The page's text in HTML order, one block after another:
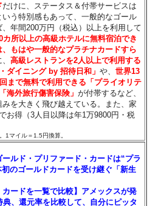
だけに、ステータス＆付帯サービスは
う特別感もあって、一般的なゴール
年間200万円（税込）以上を利用して
カ所以上の高級ホテルに無料宿泊でき
もはや一般的なプラチナカードすら
、高級レストランを2人以上で利用する
ダイニング by 招待日和」や、世界13
まで無料で利用できる「プライオリテ
海外旅行傷害保険」が付帯するなど、
を大きく飛び越えている。また、家
お得（3人目以降は年1万9800円・税
1マイル＝1.5円換算。
ルド・プリファード・カードは“プラ
のゴールドカードを受け継ぐ「新生
カードを一覧で比較】アメックスが発
、還元率を比較して、自分にピッタ